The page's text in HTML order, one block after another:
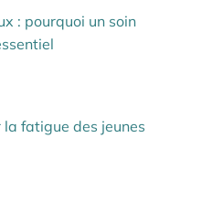
: pourquoi un soin
la fatigue des jeunes